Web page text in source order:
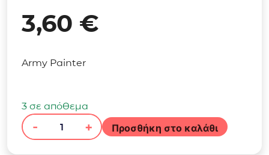
3,60 €
Army Painter
3 σε απόθεμα
-
The
+ Προσθήκη στο καλάθι